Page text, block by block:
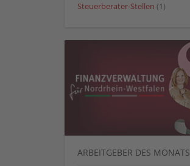
Steuerberater-Stellen (1)
ARBEITGEBER DES MONATS